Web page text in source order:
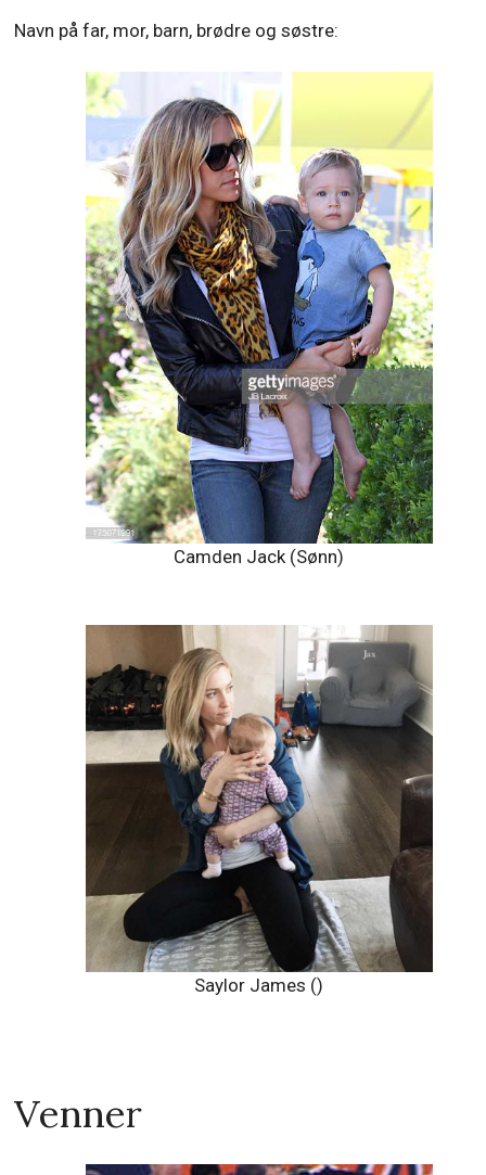
Navn på far, mor, barn, brødre og søstre:
Camden Jack (Sønn)
Saylor James ()
Venner